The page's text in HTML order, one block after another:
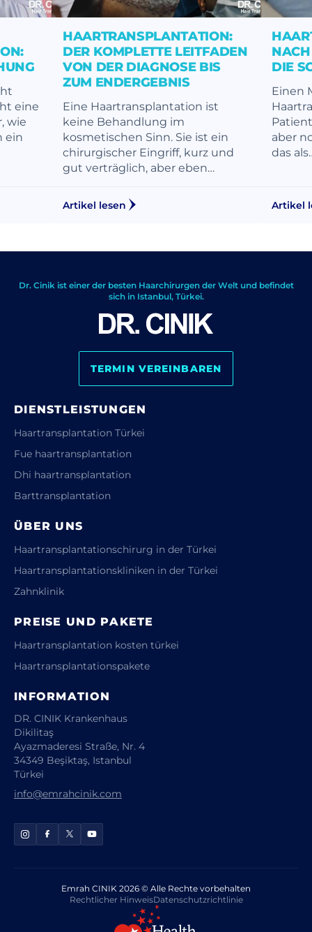
eine
wie
ein
HAARTRANSPLANTATION:
DER KOMPLETTE LEITFADEN
VON DER DIAGNOSE BIS
ZUM ENDERGEBNIS
Eine Haartransplantation ist
keine Behandlung im
kosmetischen Sinn. Sie ist ein
chirurgischer Eingriff, kurz und
gut verträglich, aber eben…
Artikel lesen
DIE
Einen
aber
das
Artikel
Dr. Cinik ist einer der besten Haarchirurgen der Welt und befindet
sich in Istanbul, Türkei.
TERMIN VEREINBAREN
DIENSTLEISTUNGEN
Haartransplantation Türkei
Fue haartransplantation
Dhi haartransplantation
Barttransplantation
ÜBER UNS
Haartransplantationschirurg in der Türkei
Haartransplantationskliniken in der Türkei
Zahnklinik
PREISE UND PAKETE
Haartransplantation kosten türkei
Haartransplantationspakete
INFORMATION
DR. CINIK Krankenhaus
Dikilitaş
Ayazmaderesi Straße, Nr. 4
34349 Beşiktaş, Istanbul
Türkei
info@emrahcinik.com
Emrah CINIK 2026 © Alle Rechte vorbehalten
Rechtlicher HinweisDatenschutzrichtlinie